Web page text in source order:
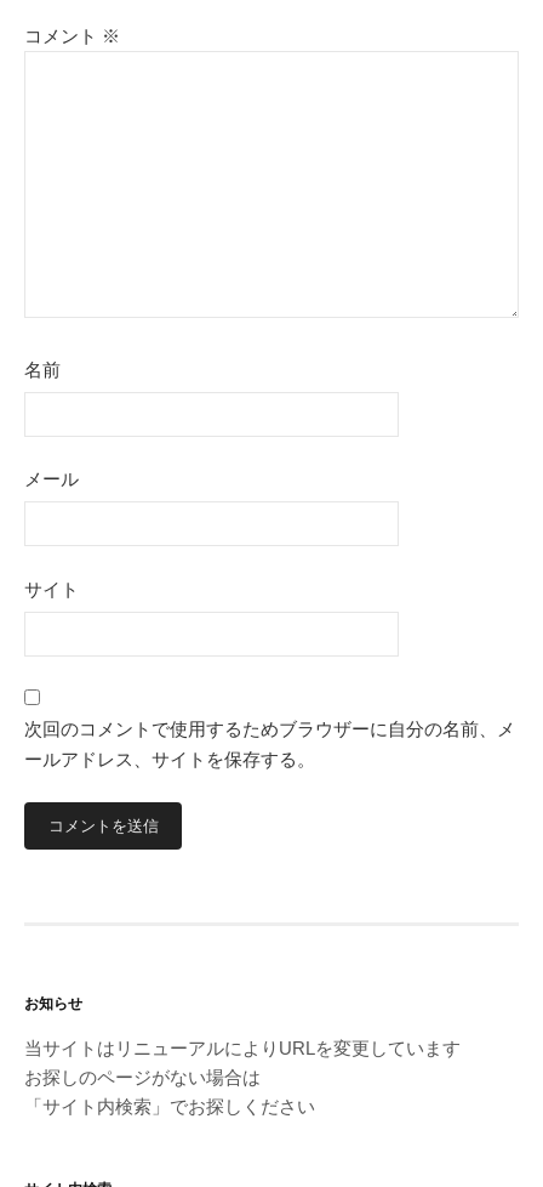
コメント ※
名前
メール
サイト
次回のコメントで使用するためブラウザーに自分の名前、メ
ールアドレス、サイトを保存する。
お知らせ
当サイトはリニューアルによりURLを変更しています
お探しのページがない場合は
「サイト内検索」でお探しください